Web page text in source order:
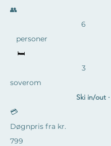
​👥
6
personer
🛏️
3
soverom
Ski in/out
💳
Døgnpris fra kr.
799